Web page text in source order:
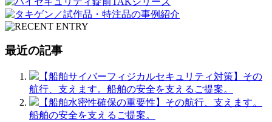
最近の記事
【船舶サイバーフィジカルセキュリティ対策】その
航行、支えます。船舶の安全を支えるご提案。
【船舶水密性確保の重要性】その航行、支えます。
船舶の安全を支えるご提案。